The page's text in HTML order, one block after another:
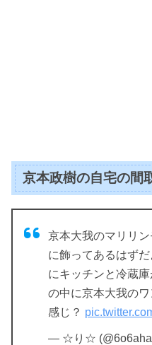
京本政樹の自宅の間
京本大我のマリリ
に飾ってあるはず
にキッチンと冷蔵
の中に京本大我の
感じ？
— ☆り☆